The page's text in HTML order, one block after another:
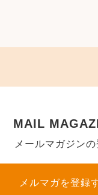
MAIL
メールマガジン
メルマガを登録